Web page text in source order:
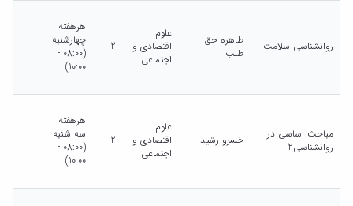
روانشناسی سلامت
طاهره حق
طلب
علوم
اقتصادی و
اجتماعی
2
هرهفته
چهارشنبه
(08:00 -
10:00)
مباحث اساسی در
روانشناسی2
خسرو رشید
علوم
اقتصادی و
اجتماعی
2
هرهفته
سه شنبه
(08:00 -
10:00)